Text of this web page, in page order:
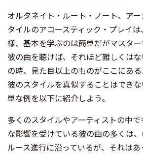
オルタネイト・ルート・ノート、ア
タイルのアコースティック・プレイ
様、基本を学ぶのは簡単だがマスター
彼の曲を聴けば、それほど難しくは
の時、見た目以上のものがここにあ
彼のスタイルを真似することはでき
単な例を以下に紹介しよう。
多くのスタイルやアーティストの中
な影響を受けている彼の曲の多くは
ルース進行に沿っているが、それは